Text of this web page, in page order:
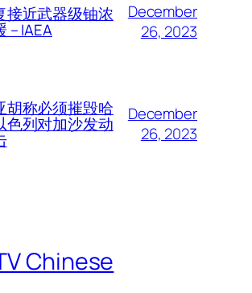
接近武器级铀浓
– IAEA
December
26, 2023
胡称必须摧毁哈
色列对加沙发动
December
26, 2023
Chinese